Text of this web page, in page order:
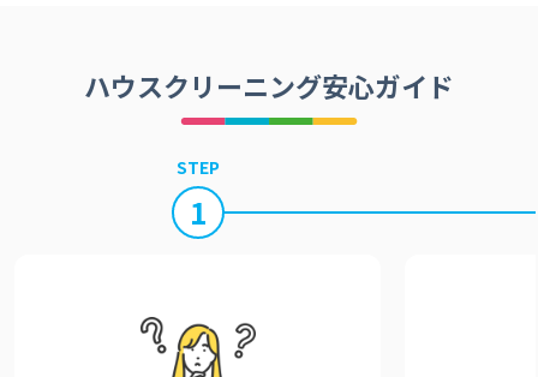
ハウスクリーニング安心ガイド
STEP
1